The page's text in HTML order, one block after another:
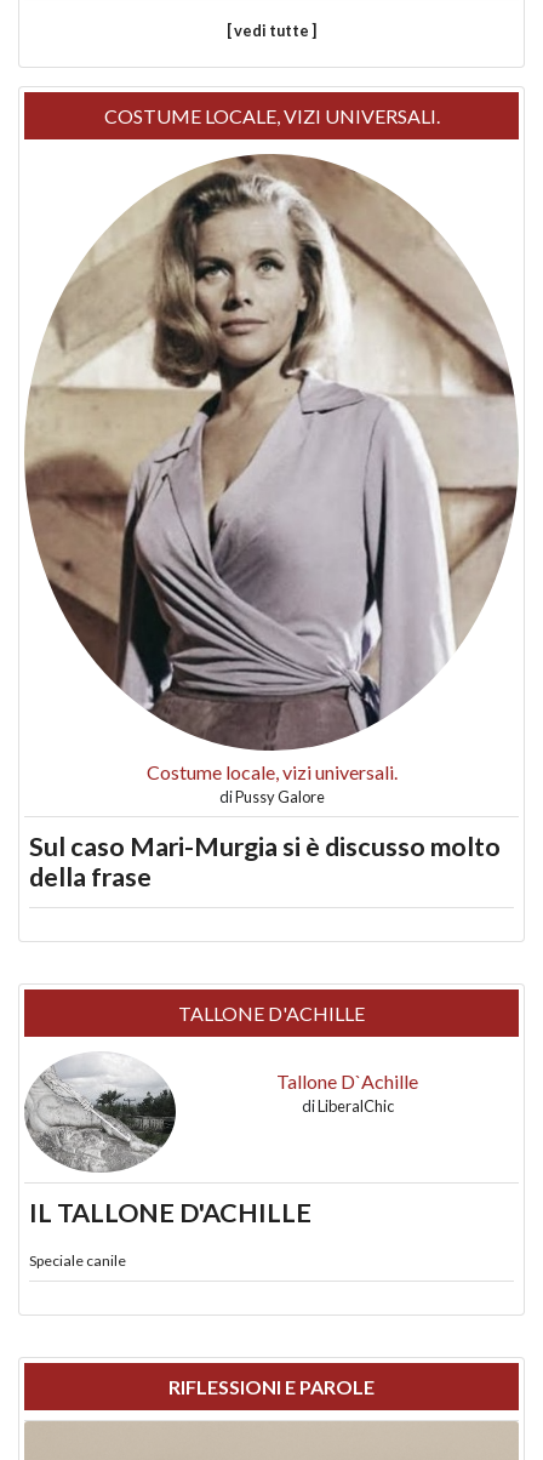
[ vedi tutte ]
COSTUME LOCALE, VIZI UNIVERSALI.
Costume locale, vizi universali.
diPussy Galore
Sul caso Mari-Murgia si è discusso molto
della frase
TALLONE D'ACHILLE
Tallone D`Achille
diLiberalChic
IL TALLONE D'ACHILLE
Speciale canile
RIFLESSIONI E PAROLE